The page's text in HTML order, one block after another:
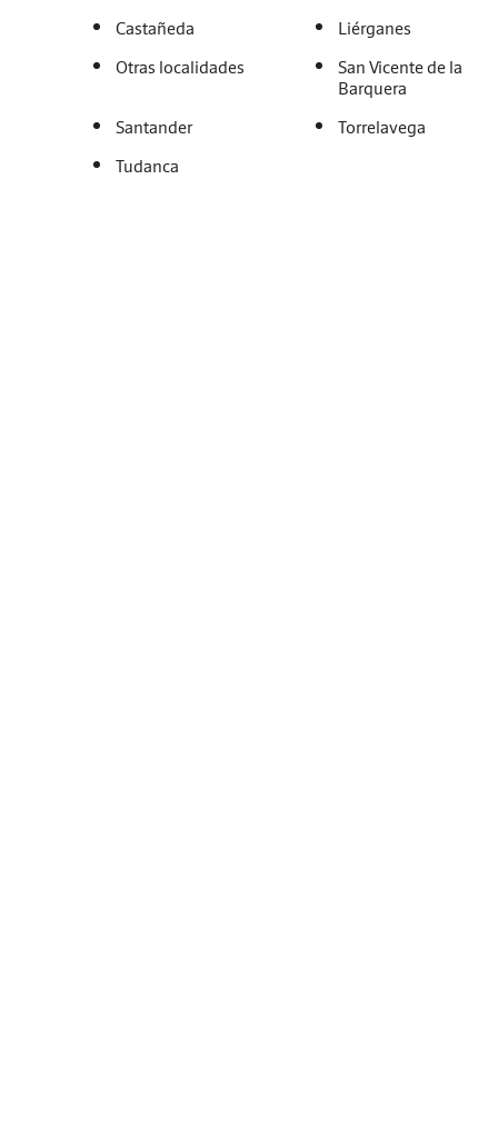
Castañeda
Liérganes
Otras localidades
San Vicente de la
Barquera
Santander
Torrelavega
Tudanca